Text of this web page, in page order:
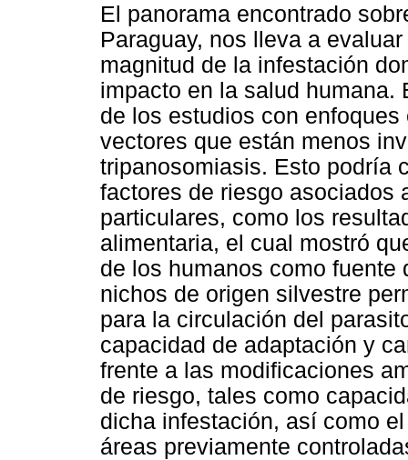
El panorama encontrado
Paraguay, nos lleva a
magnitud de la infestación
impacto en la salud humana.
de los estudios con
vectores que están menos
tripanosomiasis. Esto podría
factores de riesgo asociados
particulares, como los
alimentaria, el cual mostró
de los humanos como
nichos de origen silvestre
para la circulación del
capacidad de adaptación y
frente a las modificaciones
de riesgo, tales como
dicha infestación, así como
áreas previamente